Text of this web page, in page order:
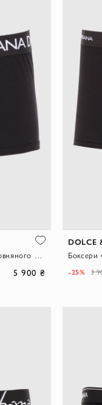
5 900 ₴
DOLCE
-25% 3